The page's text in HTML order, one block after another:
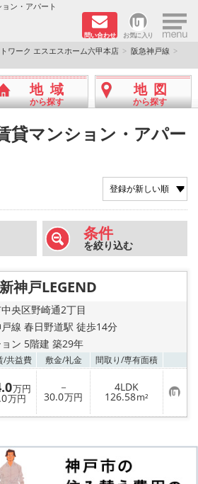
ン・アパート
問い合わせ お気に入り ×
ワーク エスエスホーム六甲本店
阪急神戸線
地域
から探す
地図
から探す
貸マンション・アパー
条件
を絞り込む
神戸LEGEND
央区野崎通2丁目
線 春日野道駅 徒歩14分
ン 5階建 築29年
/共益費 敷金/礼金 間取り/専有面積
万円
万円
－
30.0万円
4LDK
126.58m² お
気
に
登